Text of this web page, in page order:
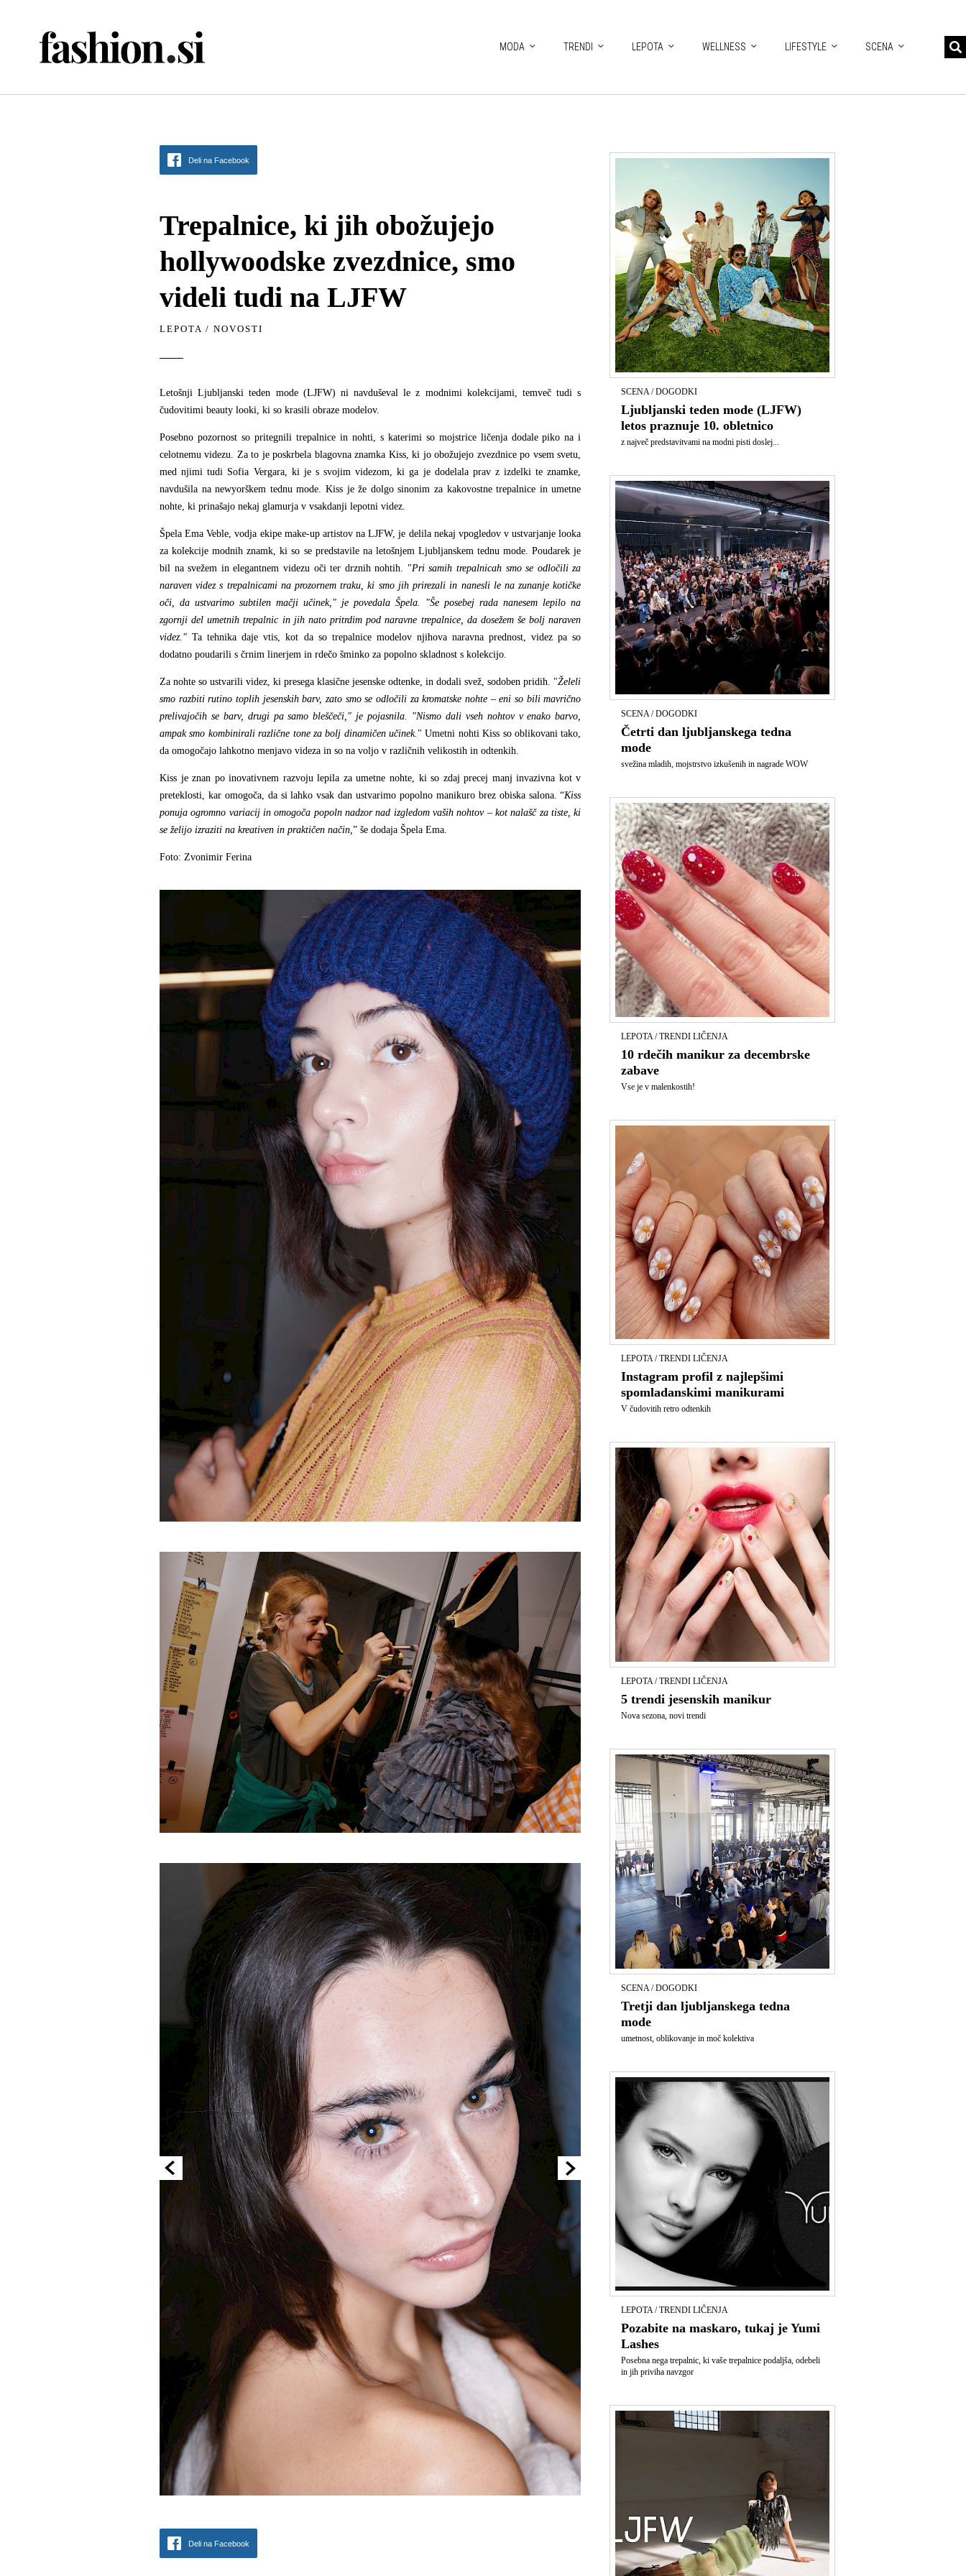
MODA TRENDI LEPOTA WELLNESS LIFESTYLE SCENA
Deli na Facebook
Trepalnice, ki jih obožujejo
hollywoodske zvezdnice, smo
videli tudi na LJFW
LEPOTA / NOVOSTI
Letošnji Ljubljanski teden mode (LJFW) ni navduševal le z modnimi kolekcijami, temveč tudi s
čudovitimi beauty looki, ki so krasili obraze modelov.
Posebno pozornost so pritegnili trepalnice in nohti, s katerimi so mojstrice ličenja dodale piko na i
celotnemu videzu. Za to je poskrbela blagovna znamka Kiss, ki jo obožujejo zvezdnice po vsem svetu,
med njimi tudi Sofia Vergara, ki je s svojim videzom, ki ga je dodelala prav z izdelki te znamke,
navdušila na newyorškem tednu mode. Kiss je že dolgo sinonim za kakovostne trepalnice in umetne
nohte, ki prinašajo nekaj glamurja v vsakdanji lepotni videz.
Špela Ema Veble, vodja ekipe make-up artistov na LJFW, je delila nekaj vpogledov v ustvarjanje looka
za kolekcije modnih znamk, ki so se predstavile na letošnjem Ljubljanskem tednu mode. Poudarek je
bil na svežem in elegantnem videzu oči ter drznih nohtih. "Pri samih trepalnicah smo se odločili za
naraven videz s trepalnicami na prozornem traku, ki smo jih prirezali in nanesli le na zunanje kotičke
oči, da ustvarimo subtilen mačji učinek," je povedala Špela. "Še posebej rada nanesem lepilo na
zgornji del umetnih trepalnic in jih nato pritrdim pod naravne trepalnice, da dosežem še bolj naraven
videz." Ta tehnika daje vtis, kot da so trepalnice modelov njihova naravna prednost, videz pa so
dodatno poudarili s črnim linerjem in rdečo šminko za popolno skladnost s kolekcijo.
Za nohte so ustvarili videz, ki presega klasične jesenske odtenke, in dodali svež, sodoben pridih. "Želeli
smo razbiti rutino toplih jesenskih barv, zato smo se odločili za kromatske nohte –eni so bili mavrično
prelivajočih se barv, drugi pa samo bleščeči," je pojasnila. "Nismo dali vseh nohtov v enako barvo,
ampak smo kombinirali različne tone za bolj dinamičen učinek. " Umetni nohti Kiss so oblikovani tako,
da omogočajo lahkotno menjavo videza in so na voljo v različnih velikostih in odtenkih.
Kiss je znan po inovativnem razvoju lepila za umetne nohte, ki so zdaj precej manj invazivna kot v
preteklosti, kar omogoča, da si lahko vsak dan ustvarimo popolno manikuro brez obiska salona. “Kiss
ponuja ogromno variacij in omogoča popoln nadzor nad izgledom vaših nohtov – kot nalašč za tiste, ki
se želijo izraziti na kreativen in praktičen način,” še dodaja Špela Ema.
Foto: Zvonimir Ferina
Deli na Facebook
SCENA / DOGODKI
Ljubljanski teden mode (LJFW)
letos praznuje 10. obletnico
z največ predstavitvami na modni pisti doslej...
SCENA / DOGODKI
Četrti dan ljubljanskega tedna
mode
svežina mladih, mojstrstvo izkušenih in nagrade WOW
LEPOTA / TRENDI LIČENJA
10 rdečih manikur za decembrske
zabave
Vse je v malenkostih!
LEPOTA / TRENDI LIČENJA
Instagram profil z najlepšimi
spomladanskimi manikurami
V čudovitih retro odtenkih
LEPOTA / TRENDI LIČENJA
5 trendi jesenskih manikur
Nova sezona, novi trendi
SCENA / DOGODKI
Tretji dan ljubljanskega tedna
mode
umetnost, oblikovanje in moč kolektiva
LEPOTA / TRENDI LIČENJA
Pozabite na maskaro, tukaj je Yumi
Lashes
Posebna nega trepalnic, ki vaše trepalnice podaljša, odebeli
in jih priviha navzgor